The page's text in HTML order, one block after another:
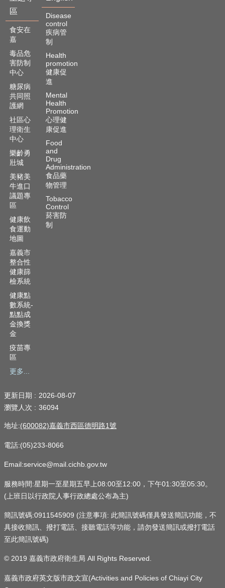
區
食安在
嘉
毒品危
害防制
中心
糖尿病
共同照
護網
社區心
理衛生
中心
樂齡勇
壯城
美豬美
牛進口
議題專
區
健康飲
食運動
地圖
嘉義市
整合性
健康篩
檢系統
健康點
數系統-
點點成
金換獎
金
疫苗專
區
更多...
Disease
control
疾病管
制
Health
promotion
健康促
進
Mental
Health
Promotion
心理健
康促進
Food
and
Drug
Administration
食品藥
物管理
Tobacco
Control
菸害防
制
更新日期
2026-08-07
瀏覽人次
36094
地址:(600082)嘉義市西區德明路1號
電話:(05)233-8066
Email:service@mail.cichb.gov.tw
服務時間:星期一至星期五早上08:00至12:00，下午01:30至05:30。
(上班日以行政院人事行政總處公布為主)
簡訊號碼:0911545909 (注意事項: 此簡訊號碼僅具發送簡訊功能，不
具接收簡訊、撥打電話、接聽電話等功能，請勿發送簡訊或撥打電話
至此簡訊號碼)
© 2019 嘉義市政府衛生局 All Rights Reserved.
嘉義市政府英文版市政文宣(Activities and Policies of Chiayi City